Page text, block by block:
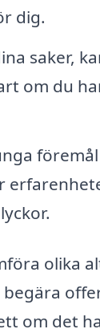
dig.
saker,
om du
olika
om det